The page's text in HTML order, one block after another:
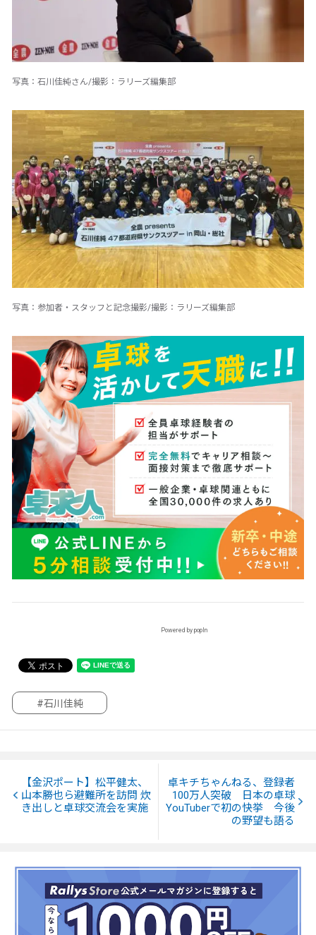
写真：石川佳純さん/撮影：ラリーズ編集部
写真：参加者・スタッフと記念撮影/撮影：ラリーズ編集部
Powered by popIn
#石川佳純
【金沢ポート】松平健太、
山本勝也ら避難所を訪問 炊
き出しと卓球交流会を実施
卓キチちゃんねる、登録者
100万人突破 日本の卓球
YouTuberで初の快挙 今後
の野望も語る